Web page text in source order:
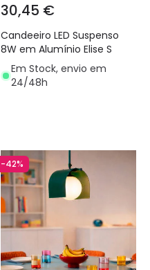
30,45 €
Candeeiro LED Suspenso
8W em Alumínio Elise S
Em Stock, envio em
24/48h
-42%